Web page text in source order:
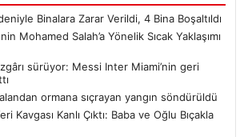
Binalara Zarar Verildi, 4 Bina Boşaltıldı
Mohamed Salah’a Yönelik Sıcak Yaklaşımı
sürüyor: Messi Inter Miami’nin geri
ormana sıçrayan yangın söndürüldü
Kavgası Kanlı Çıktı: Baba ve Oğlu Bıçakla